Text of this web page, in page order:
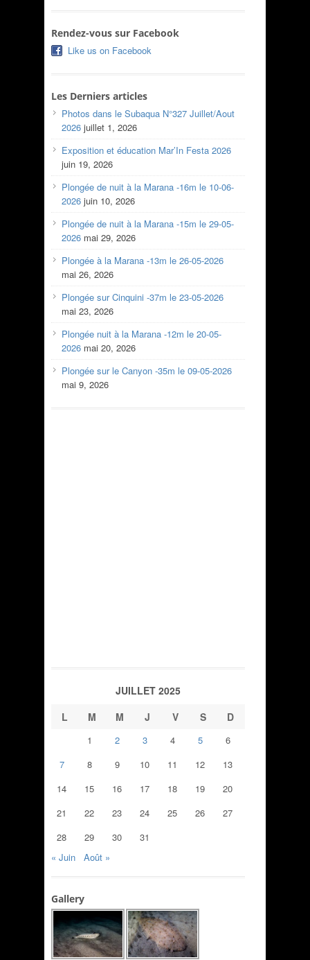
Rendez-vous sur Facebook
Like us on Facebook
Les Derniers articles
Photos dans le Subaqua N°327 Juillet/Aout
2026 juillet 1, 2026
Exposition et éducation Mar’In Festa 2026
juin 19, 2026
Plongée de nuit à la Marana -16m le 10-06-
2026 juin 10, 2026
Plongée de nuit à la Marana -15m le 29-05-
2026 mai 29, 2026
Plongée à la Marana -13m le 26-05-2026
mai 26, 2026
Plongée sur Cinquini -37m le 23-05-2026
mai 23, 2026
Plongée nuit à la Marana -12m le 20-05-
2026 mai 20, 2026
Plongée sur le Canyon -35m le 09-05-2026
mai 9, 2026
JUILLET 2025
L
M M J V S D
1 2 3 4 5
6
7
8 9 10 11 12
13
14
15 16 17 18 19
20
21
22 23 24 25 26
27
28
29 30
31
« Juin
Août »
Gallery